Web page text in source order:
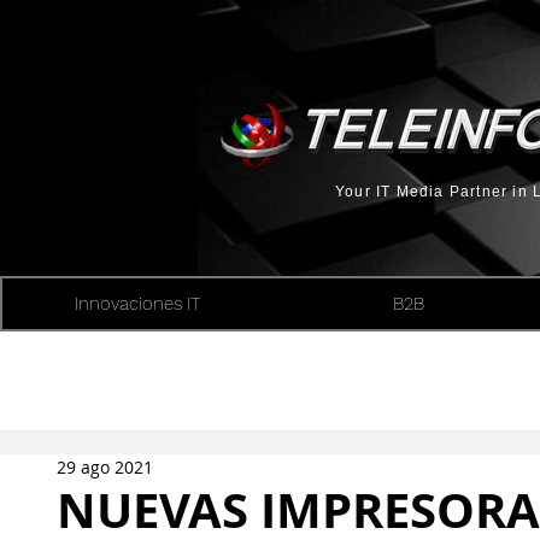
Your IT Media Partner in
Innovaciones IT B2B
NUEVAS
29 ago 2021